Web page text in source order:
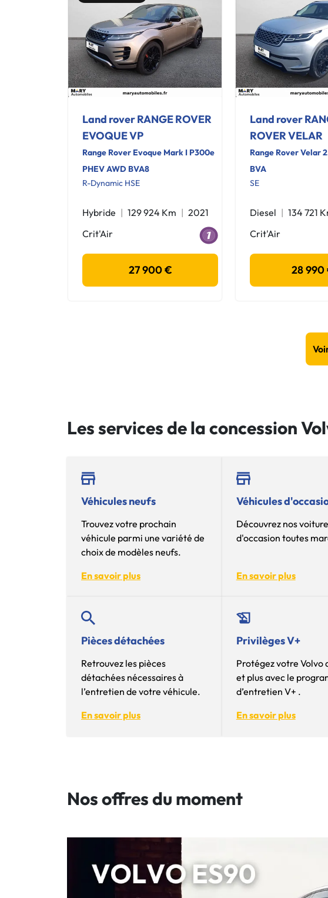
Land rover RANGE ROVER
EVOQUE VP
Range Rover Evoque Mark I P300e
PHEV AWD BVA8
R-Dynamic HSE
Hybride 129 924 Km
2021
Crit'Air
27 900 €
Land rover
ROVER VELAR
Range Rover Velar
BVA
SE
Diesel 134 721
Crit'Air
28 990
Les services de la concession
Véhicules neufs
Trouvez votre prochain
véhicule parmi une variété de
choix de modèles neufs.
En savoir plus
Véhicules
Découvrez nos
d'occasion toutes
En savoir plus
Pièces détachées
Retrouvez les pièces
détachées nécessaires à
l’entretien de votre véhicule.
En savoir plus
Privilèges V+
Protégez votre Volvo
et plus avec le
d’entretien V+ .
En savoir plus
Nos offres du moment